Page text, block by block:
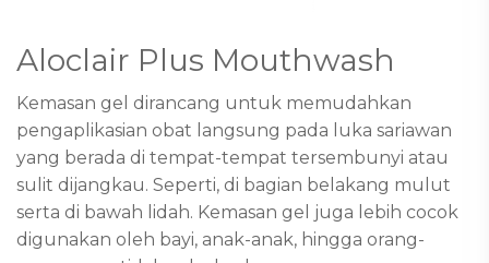
Aloclair Plus Mouthwash
Kemasan gel dirancang untuk memudahkan
pengaplikasian obat langsung pada luka sariawan
yang berada di tempat-tempat tersembunyi atau
sulit dijangkau. Seperti, di bagian belakang mulut
serta di bawah lidah. Kemasan gel juga lebih cocok
digunakan oleh bayi, anak-anak, hingga orang-